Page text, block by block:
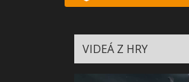
VIDEÁ Z HRY